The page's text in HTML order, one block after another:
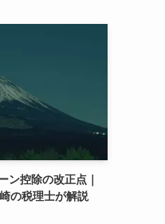
ン控除の改正点｜
の税理士が解説